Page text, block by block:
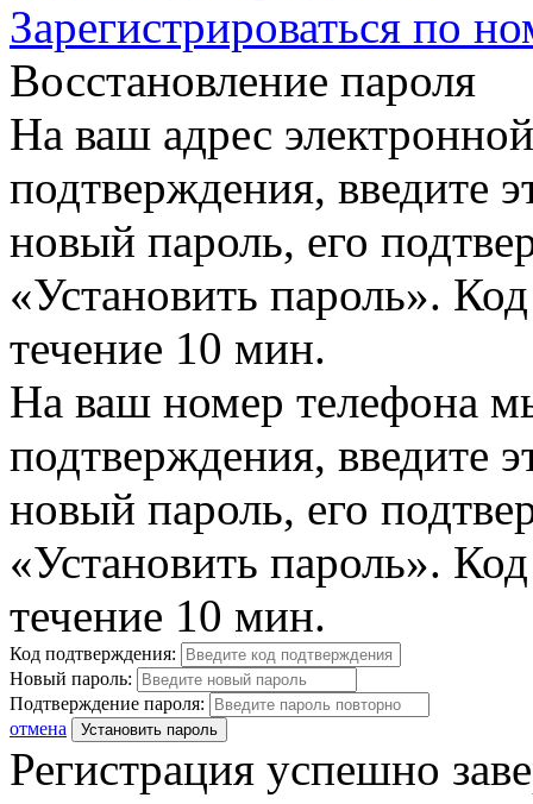
Зарегистрироваться по
Восстановление пароля
На ваш адрес
подтверждения, введите
новый пароль, его
«Установить пароль».
течение 10 мин.
На ваш номер телефона
подтверждения, введите
новый пароль, его
«Установить пароль».
течение 10 мин.
Код подтверждения:
Новый пароль:
Подтверждение пароля:
отмена
Установить пароль
Регистрация успешно